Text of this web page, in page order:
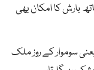
بارش کا امکان بھی
سوموار کے روز ملک